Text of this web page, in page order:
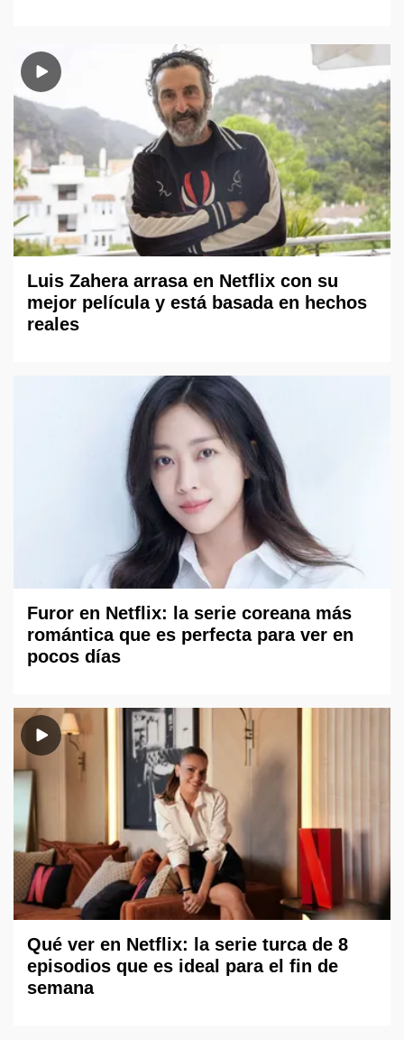
Luis Zahera arrasa en Netflix con su
mejor película y está basada en hechos
reales
Furor en Netflix: la serie coreana más
romántica que es perfecta para ver en
pocos días
Qué ver en Netflix: la serie turca de 8
episodios que es ideal para el fin de
semana